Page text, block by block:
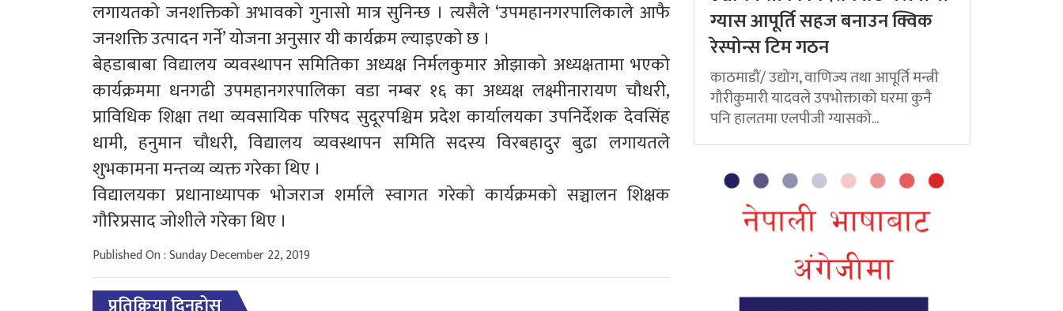
लगायतको जनशक्तिको अभावको गुनासो मात्र सुनिन्छ । त्यसैले ‘उपमहानगरपालिकाले आफै
जनशक्ति उत्पादन गर्ने’ योजना अनुसार यी कार्यक्रम ल्याइएको छ ।
बेहडाबाबा विद्यालय व्यवस्थापन समितिका अध्यक्ष निर्मलकुमार ओझाको अध्यक्षतामा भएको
कार्यक्रममा धनगढी उपमहानगरपालिका वडा नम्बर १६ का अध्यक्ष लक्ष्मीनारायण चौधरी,
प्राविधिक शिक्षा तथा व्यवसायिक परिषद सुदूरपश्चिम प्रदेश कार्यालयका उपनिर्देशक देवसिंह
धामी, हनुमान चौधरी, विद्यालय व्यवस्थापन समिति सदस्य विरबहादुर बुढा लगायतले
शुभकामना मन्तव्य व्यक्त गरेका थिए ।
विद्यालयका प्रधानाध्यापक भोजराज शर्माले स्वागत गरेको कार्यक्रमको सञ्चालन शिक्षक
गौरिप्रसाद जोशीले गरेका थिए ।
Published On : Sunday December 22, 2019
ग्यास आपूर्ति सहज बनाउन क्विक
रेस्पोन्स टिम गठन
काठमाडौं/ उद्योग, वाणिज्य तथा आपूर्ति मन्त्री
गौरीकुमारी यादवले उपभोक्ताको घरमा कुनै
पनि हालतमा एलपीजी ग्यासको...